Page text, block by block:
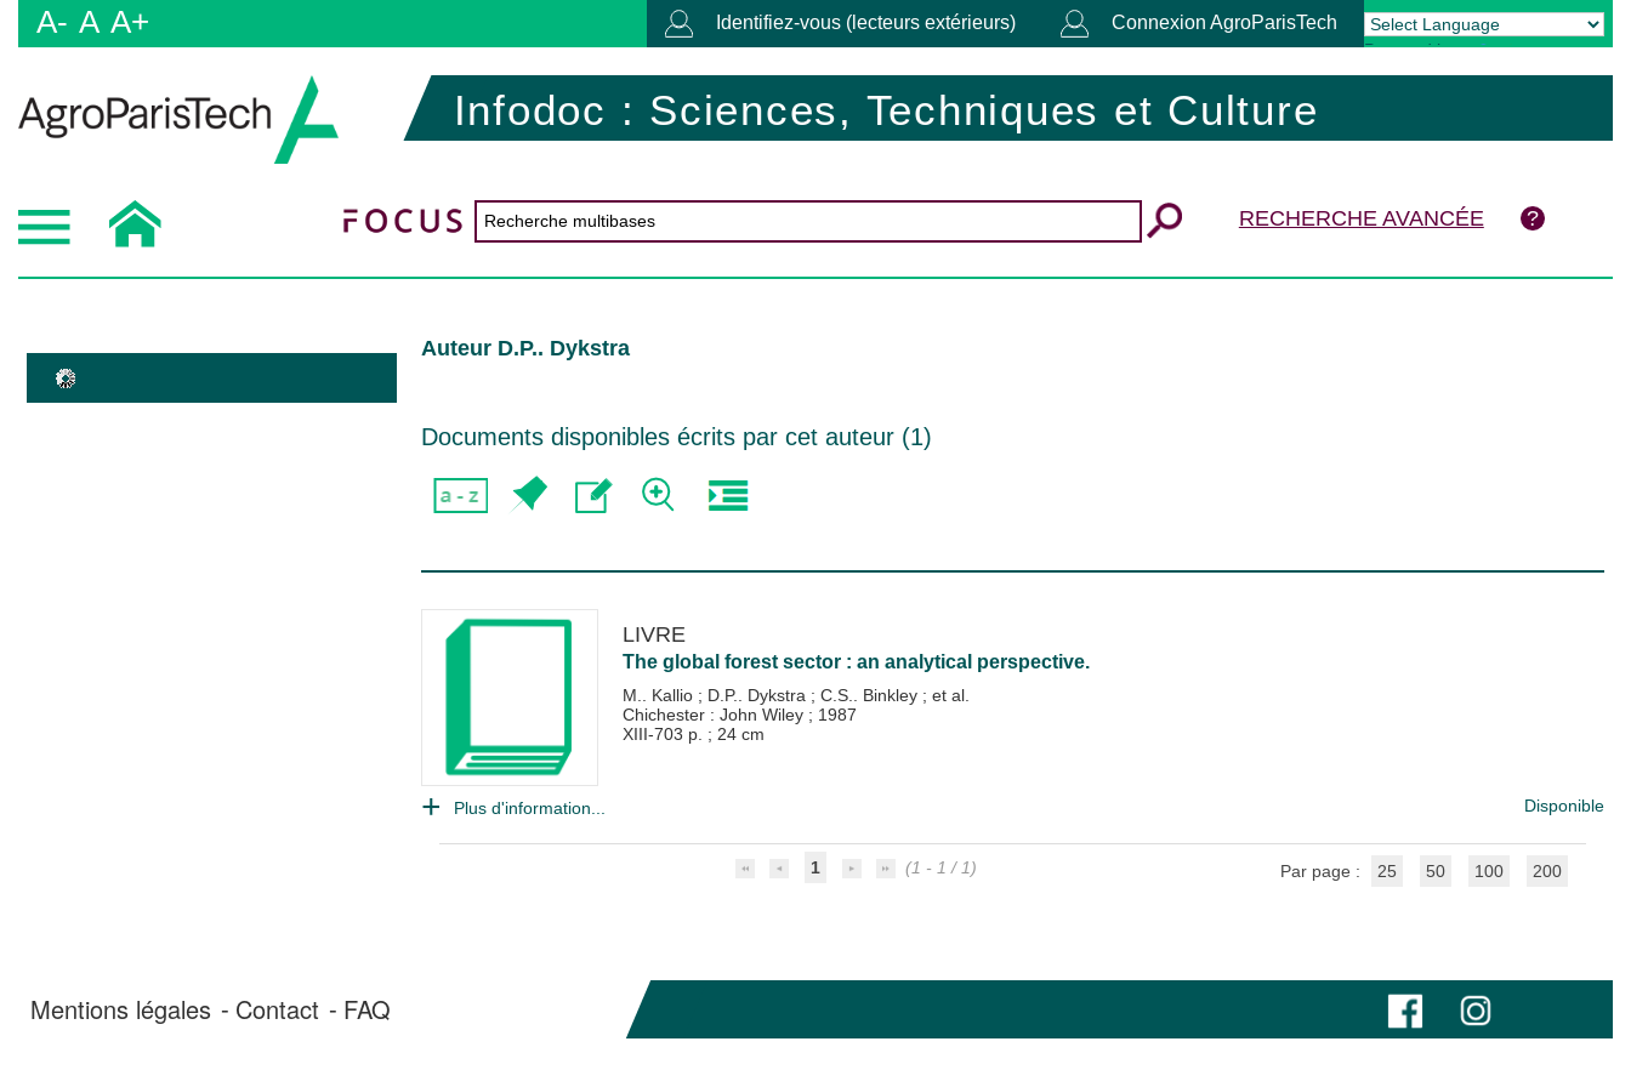
A- A A+ Identifiez-vous (lecteurs extérieurs) Connexion AgroParisTech
Powered by Translate
Infodoc : Sciences, Techniques et Culture
RECHERCHE AVANCÉE
Auteur D.P.. Dykstra
Documents disponibles écrits par cet auteur (1)
LIVRE
The global forest sector : an analytical perspective.
M.. Kallio ; D.P.. Dykstra ; C.S.. Binkley ; et al.
Chichester : John Wiley ; 1987
XIII-703 p. ; 24 cm
Plus d'information... Disponible
1 (1 - 1 / 1) Par page : 25 50 100 200
Mentions légales Contact FAQ